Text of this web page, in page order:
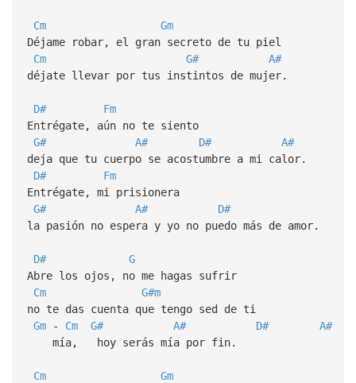
Cm
Gm
Déjame robar, el gran secreto de tu piel
Cm
G#
A#
déjate llevar por tus instintos de mujer.
D#
Fm
Entrégate, aún no te siento
G#
A# D#
A#
deja que tu cuerpo se acostumbre a mi calor.
D#
Fm
Entrégate, mi prisionera
G#
A#
D#
la pasión no espera y yo no puedo más de amor.
D#
G
Abre los ojos, no me hagas sufrir
Cm
G#m
no te das cuenta que tengo sed de ti
Gm- Cm G# A# D#
A#
mía, hoy serás mía por fin.
Cm
Gm